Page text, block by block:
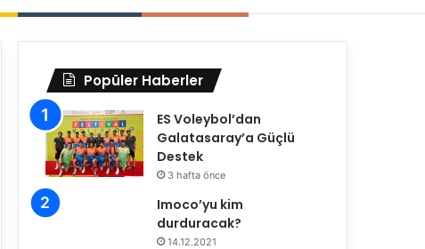
Popüler Haberler
ES Voleybol’dan
Galatasaray’a Güçlü
Destek
3 hafta önce
Imoco’yu kim
durduracak?
14.12.2021